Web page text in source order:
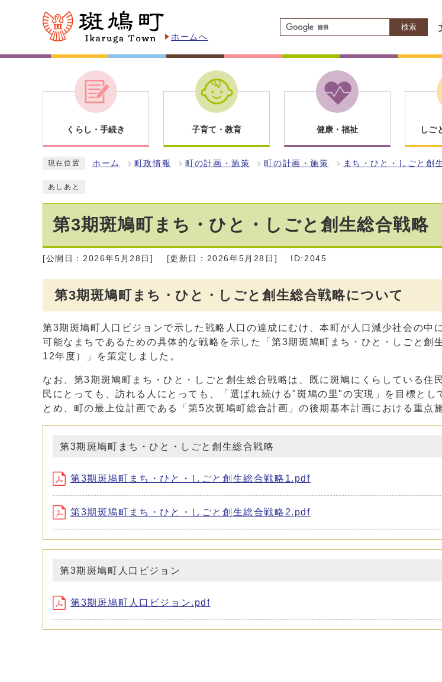
ホームへ
検索
くらし・手続き 子育て・教育 健康・福祉 しご
現在位置 ホーム 町政情報 町の計画・施策 町の計画・施策 まち・ひと・しごと創
あしあと
第3期斑鳩町まち・ひと・しごと創生総合戦略
[公開日：2026年5月28日] [更新日：2026年5月28日] ID:2045
第3期斑鳩町まち・ひと・しごと創生総合戦略について
第3期斑鳩町人口ビジョンで示した戦略人口の達成にむけ、本町が人口減少社会の中
可能なまちであるための具体的な戦略を示した「第3期斑鳩町まち・ひと・しごと創
12年度）」を策定しました。
なお、第3期斑鳩町まち・ひと・しごと創生総合戦略は、既に斑鳩にくらしている住
民にとっても、訪れる人にとっても、「選ばれ続ける"斑鳩の里"の実現」を目標とし
とめ、町の最上位計画である「第5次斑鳩町総合計画」の後期基本計画における重点
第3期斑鳩町まち・ひと・しごと創生総合戦略
第3期斑鳩町まち・ひと・しごと創生総合戦略1.pdf
第3期斑鳩町まち・ひと・しごと創生総合戦略2.pdf
第3期斑鳩町人口ビジョン
第3期斑鳩町人口ビジョン.pdf